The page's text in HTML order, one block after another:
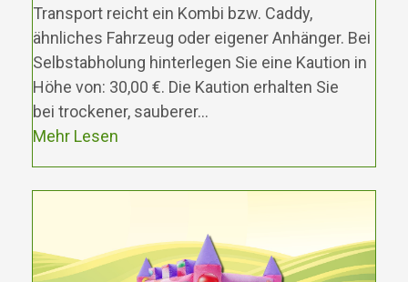
Transport reicht ein Kombi bzw. Caddy,
ähnliches Fahrzeug oder eigener Anhänger. Bei
Selbstabholung hinterlegen Sie eine Kaution in
Höhe von: 30,00 €. Die Kaution erhalten Sie
bei trockener, sauberer…
Mehr Lesen